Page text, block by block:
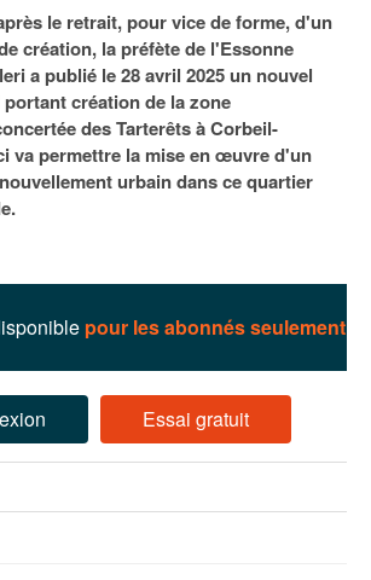
Grand Paris
le retrait, pour vice de forme, d'un
création, la préfète de l'Essonne
a publié le 28 avril 2025 un nouvel
création de la zone
des Tarterêts à Corbeil-
va permettre la mise en œuvre d'un
urbain dans ce quartier
pour les abonnés seulement
Essai gratuit